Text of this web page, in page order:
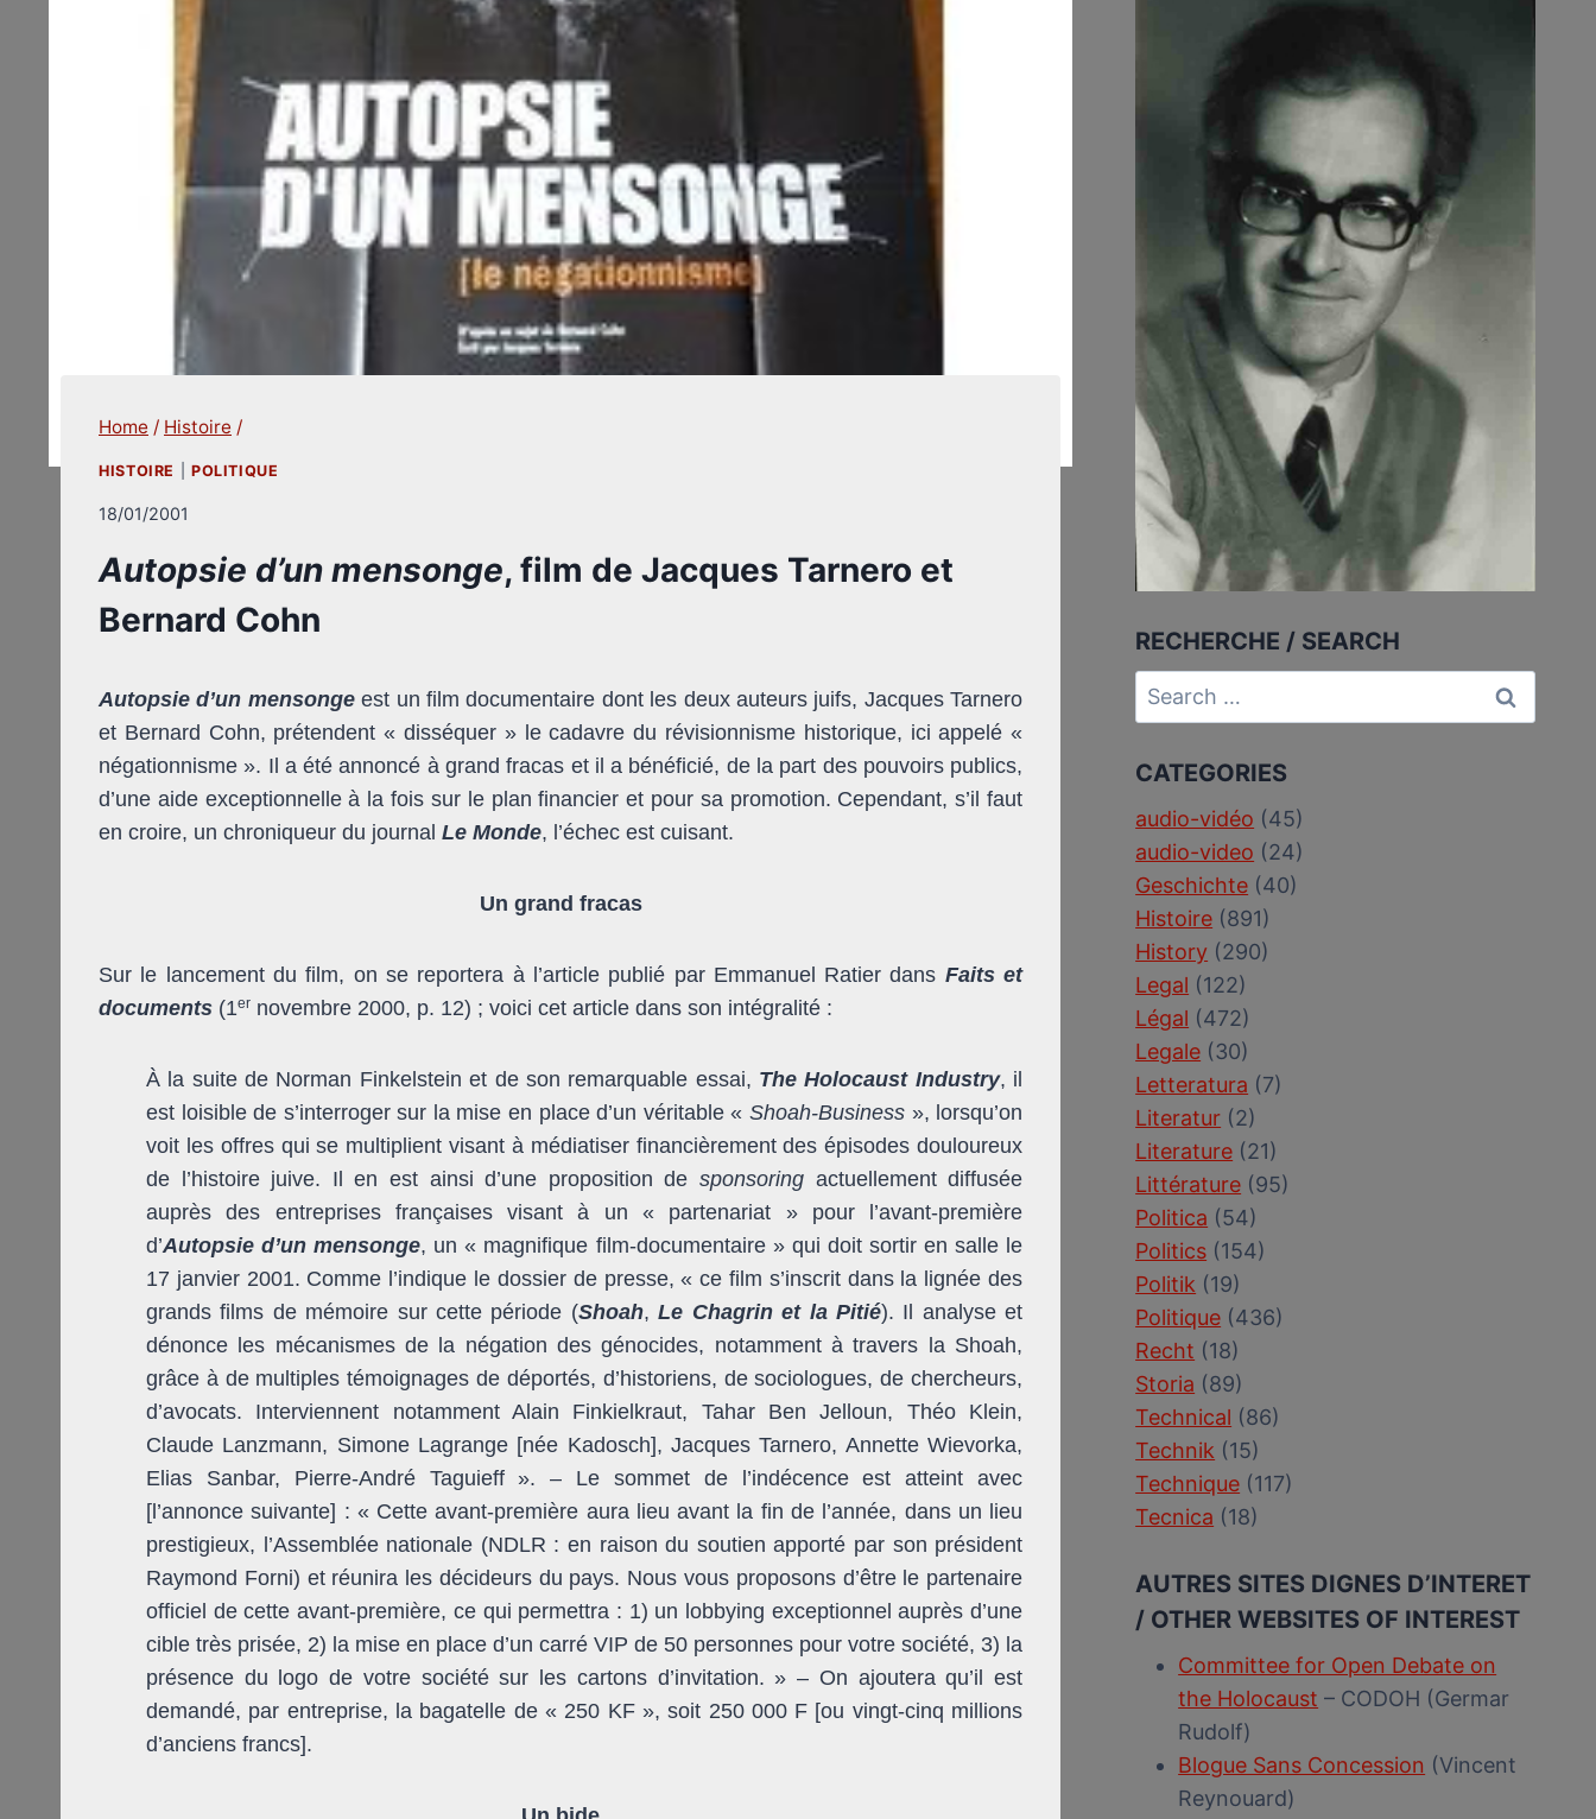
Home / Histoire /
HISTOIRE POLITIQUE
18/01/2001
Autopsie d’un mensonge, film de Jacques Tarnero et
Bernard Cohn
Autopsie d’un mensongeest un film documentaire dont les deux auteurs juifs, Jacques Tarnero
et Bernard Cohn, prétendent « disséquer » le cadavre du révisionnisme historique, ici appelé «
négationnisme ». Il a été annoncé à grand fracas et il a bénéficié, de la part des pouvoirs publics,
d’une aide exceptionnelle à la fois sur le plan financier et pour sa promotion. Cependant, s’il faut
en croire, un chroniqueur du journal Le Monde, l’échec est cuisant.
Un grand fracas
Sur le lancement du film, on se reportera à l’article publié par Emmanuel Ratier dans Faits et
documents (1er novembre 2000, p. 12) ; voici cet article dans son intégralité :
À la suite de Norman Finkelstein et de son remarquable essai, The Holocaust Industry, il
est loisible de s’interroger sur la mise en place d’un véritable « Shoah-Business», lorsqu’on
voit les offres qui se multiplient visant à médiatiser financièrement des épisodes douloureux
de l’histoire juive. Il en est ainsi d’une proposition de sponsoringactuellement diffusée
auprès des entreprises françaises visant à un « partenariat » pour l’avant-première
d’Autopsie d’un mensonge, un « magnifique film-documentaire » qui doit sortir en salle le
17 janvier 2001. Comme l’indique le dossier de presse, « ce film s’inscrit dans la lignée des
grands films de mémoire sur cette période (Shoah,Le Chagrin et la Pitié). Il analyse et
dénonce les mécanismes de la négation des génocides, notamment à travers la Shoah,
grâce à de multiples témoignages de déportés, d’historiens, de sociologues, de chercheurs,
d’avocats. Interviennent notamment Alain Finkielkraut, Tahar Ben Jelloun, Théo Klein,
Claude Lanzmann, Simone Lagrange [née Kadosch], Jacques Tarnero, Annette Wievorka,
Elias Sanbar, Pierre-André Taguieff ». – Le sommet de l’indécence est atteint avec
[l’annonce suivante] : « Cette avant-première aura lieu avant la fin de l’année, dans un lieu
prestigieux, l’Assemblée nationale (NDLR : en raison du soutien apporté par son président
Raymond Forni) et réunira les décideurs du pays. Nous vous proposons d’être le partenaire
officiel de cette avant-première, ce qui permettra : 1) un lobbying exceptionnel auprès d’une
cible très prisée, 2) la mise en place d’un carré VIP de 50 personnes pour votre société, 3) la
présence du logo de votre société sur les cartons d’invitation. » – On ajoutera qu’il est
demandé, par entreprise, la bagatelle de « 250 KF », soit 250 000 F [ou vingt-cinq millions
d’anciens francs].
RECHERCHE / SEARCH
Search
for:
CATEGORIES
audio-vidéo (45)
audio-video (24)
Geschichte (40)
Histoire (891)
History (290)
Legal (122)
Légal (472)
Legale (30)
Letteratura (7)
Literatur (2)
Literature (21)
Littérature (95)
Politica (54)
Politics (154)
Politik (19)
Politique (436)
Recht (18)
Storia (89)
Technical (86)
Technik (15)
Technique (117)
Tecnica (18)
AUTRES SITES DIGNES D’INTERET
/ OTHER WEBSITES OF INTEREST
Committee for Open Debate on
the Holocaust – CODOH (Germar
Rudolf)
Blogue Sans Concession (Vincent
Reynouard)